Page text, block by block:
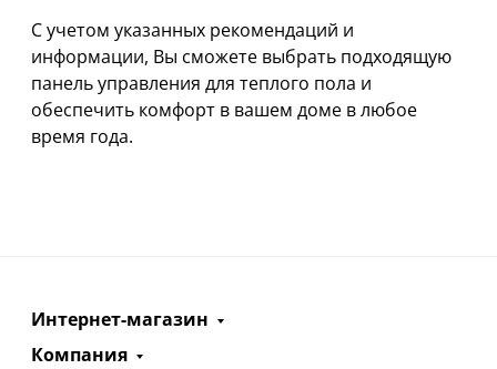
С учетом указанных рекомендаций и
информации, Вы сможете выбрать подходящую
панель управления для теплого пола и
обеспечить комфорт в вашем доме в любое
время года.
Интернет-магазин
Компания